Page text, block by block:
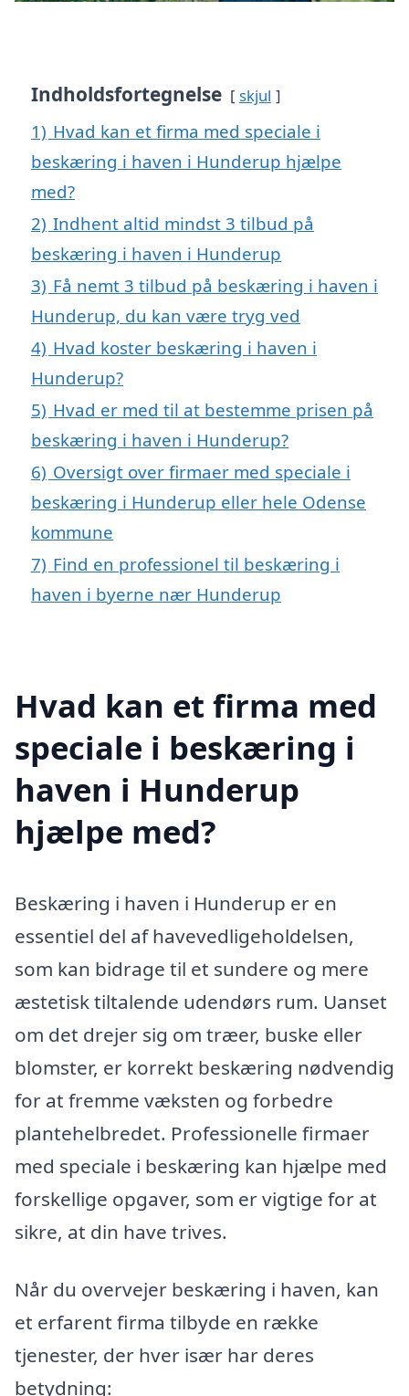
Indholdsfortegnelse skjul
1) Hvad kan et firma med speciale i
beskæring i haven i Hunderup hjælpe
med?
2) Indhent altid mindst 3 tilbud på
beskæring i haven i Hunderup
3) Få nemt 3 tilbud på beskæring i haven i
Hunderup, du kan være tryg ved
4) Hvad koster beskæring i haven i
Hunderup?
5) Hvad er med til at bestemme prisen på
beskæring i haven i Hunderup?
6) Oversigt over firmaer med speciale i
beskæring i Hunderup eller hele Odense
kommune
7) Find en professionel til beskæring i
haven i byerne nær Hunderup
Hvad kan et firma med
speciale i beskæring i
haven i Hunderup
hjælpe med?
Beskæring i haven i Hunderup er en
essentiel del af havevedligeholdelsen,
som kan bidrage til et sundere og mere
æstetisk tiltalende udendørs rum. Uanset
om det drejer sig om træer, buske eller
blomster, er korrekt beskæring nødvendig
for at fremme væksten og forbedre
plantehelbredet. Professionelle firmaer
med speciale i beskæring kan hjælpe med
forskellige opgaver, som er vigtige for at
sikre, at din have trives.
Når du overvejer beskæring i haven, kan
et erfarent firma tilbyde en række
tjenester, der hver især har deres
betydning: